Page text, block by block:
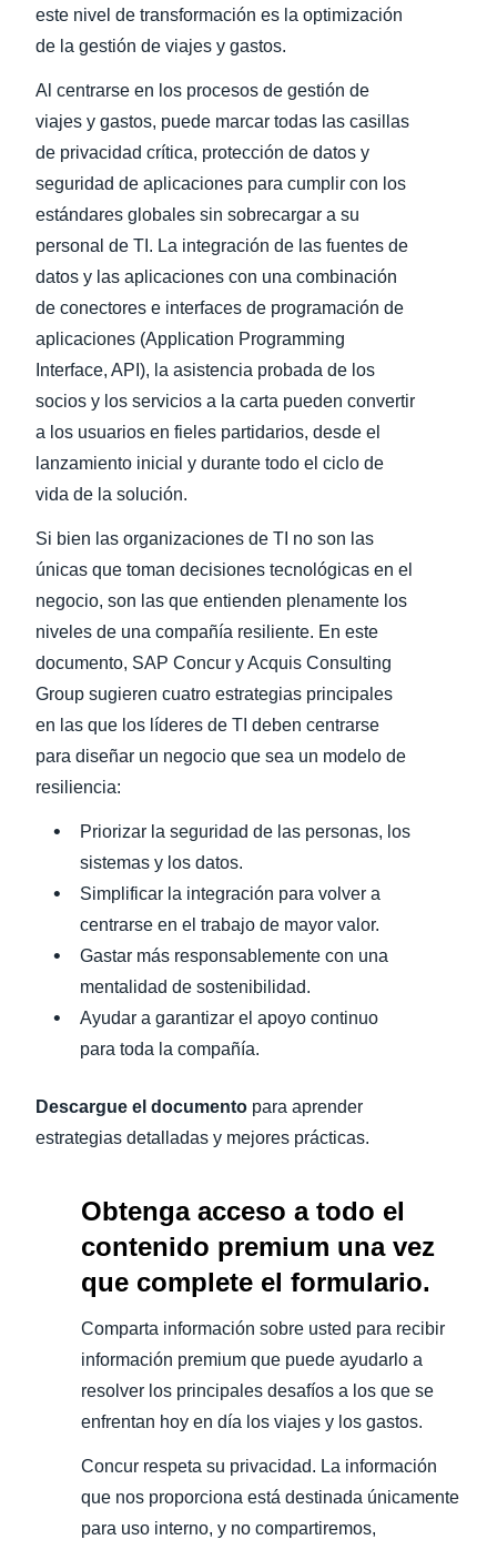
este nivel de transformación es la optimización
de la gestión de viajes y gastos.
Al centrarse en los procesos de gestión de
viajes y gastos, puede marcar todas las casillas
de privacidad crítica, protección de datos y
seguridad de aplicaciones para cumplir con los
estándares globales sin sobrecargar a su
personal de TI. La integración de las fuentes de
datos y las aplicaciones con una combinación
de conectores e interfaces de programación de
aplicaciones (Application Programming
Interface, API), la asistencia probada de los
socios y los servicios a la carta pueden convertir
a los usuarios en fieles partidarios, desde el
lanzamiento inicial y durante todo el ciclo de
vida de la solución.
Si bien las organizaciones de TI no son las
únicas que toman decisiones tecnológicas en el
negocio, son las que entienden plenamente los
niveles de una compañía resiliente. En este
documento, SAP Concur y Acquis Consulting
Group sugieren cuatro estrategias principales
en las que los líderes de TI deben centrarse
para diseñar un negocio que sea un modelo de
resiliencia:
Priorizar la seguridad de las personas, los
sistemas y los datos.
Simplificar la integración para volver a
centrarse en el trabajo de mayor valor.
Gastar más responsablemente con una
mentalidad de sostenibilidad.
Ayudar a garantizar el apoyo continuo
para toda la compañía.
Descargue el documento para aprender
estrategias detalladas y mejores prácticas.
Obtenga acceso a todo el
contenido premium una vez
que complete el formulario.
Comparta información sobre usted para recibir
información premium que puede ayudarlo a
resolver los principales desafíos a los que se
enfrentan hoy en día los viajes y los gastos.
Concur respeta su privacidad. La información
que nos proporciona está destinada únicamente
para uso interno, y no compartiremos,